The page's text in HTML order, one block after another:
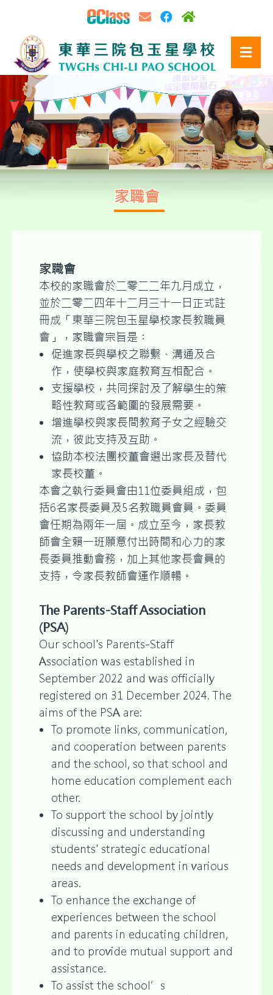
家職會
家職會
本校的家職會於二零二二年九月成立，
並於二零二四年十二月三十一日正式註
冊成「東華三院包玉星學校家長教職員
會」，家職會宗旨是︰
促進家長與學校之聯繫、溝通及合
作，使學校與家庭教育互相配合。
支援學校，共同探討及了解學生的策
略性教育或各範圍的發展需要。
增進學校與家長間教育子女之經驗交
流，彼此支持及互助。
協助本校法團校董會選出家長及替代
家長校董。
本會之執行委員會由11位委員組成，包
括6名家長委員及5名教職員會員。委員
會任期為兩年一屆。成立至今，家長教
師會全賴一班願意付出時間和心力的家
長委員推動會務，加上其他家長會員的
支持，令家長教師會運作順暢。
The Parents-Staff Association
(PSA)
Our school's Parents-Staff
Association was established in
September 2022 and was officially
registered on 31 December 2024. The
aims of the PSA are:
To promote links, communication,
and cooperation between parents
and the school, so that school and
home education complement each
other.
To support the school by jointly
discussing and understanding
students' strategic educational
needs and development in various
areas.
To enhance the exchange of
experiences between the school
and parents in educating children,
and to provide mutual support and
assistance.
To assist the school’s